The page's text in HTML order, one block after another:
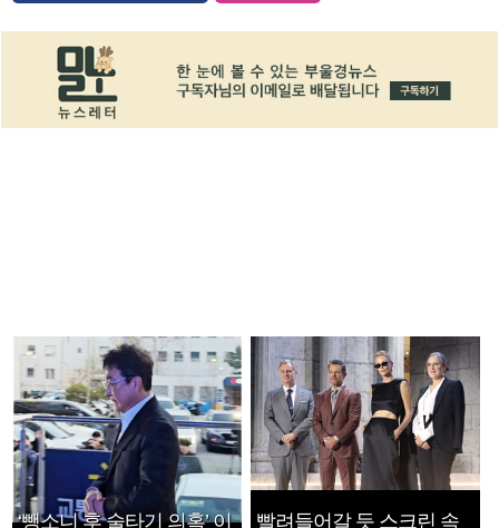
‘뺑소니 후 술타기 의혹’ 이 빨려들어갈 듯 스크린 속